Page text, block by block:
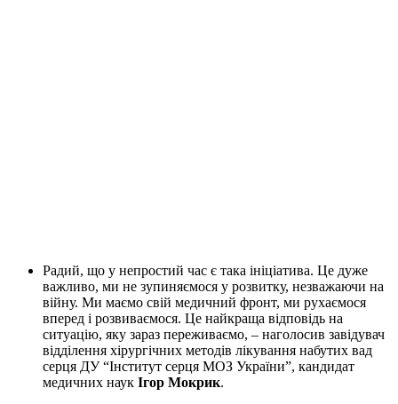
Радий, що у непростий час є така ініціатива. Це дуже
важливо, ми не зупиняємося у розвитку, незважаючи на
війну. Ми маємо свій медичний фронт, ми рухаємося
вперед і розвиваємося. Це найкраща відповідь на
ситуацію, яку зараз переживаємо, – наголосив завідувач
відділення хірургічних методів лікування набутих вад
серця ДУ “Інститут серця МОЗ України”, кандидат
медичних наук Ігор Мокрик.